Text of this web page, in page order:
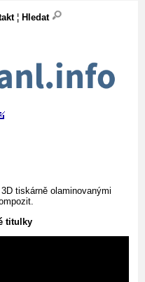
¦ Hledat
tiskárně olaminovanými
titulky